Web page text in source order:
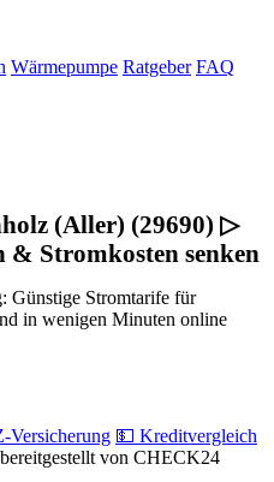
Wärmepumpe Ratgeber FAQ
(Aller) (29690) ▷
& Stromkosten senken
Günstige Stromtarife für
in wenigen Minuten online
Versicherung 💵 Kreditvergleich
von CHECK24